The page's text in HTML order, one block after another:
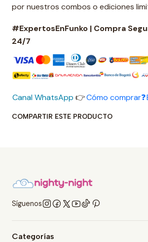
por nuestros combos o ediciones
#ExpertosEnFunko | Compra
24/7
Canal WhatsApp 👉Cómo comprar❓
COMPARTIR ESTE PRODUCTO
Síguenos
Categorías